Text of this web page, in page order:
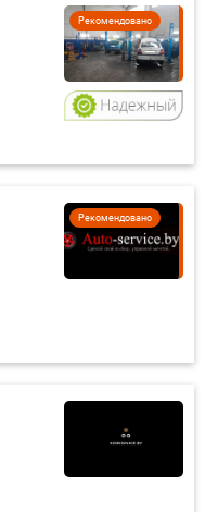
Рекомендовано
Рекомендовано